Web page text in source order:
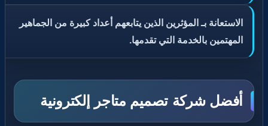
الاستعانة بـ المؤثرين الذين يتابعهم أعداد كبيرة من الجماهير
المهتمين بالخدمة التي تقدمها.
أفضل شركة تصميم متاجر إلكترونية